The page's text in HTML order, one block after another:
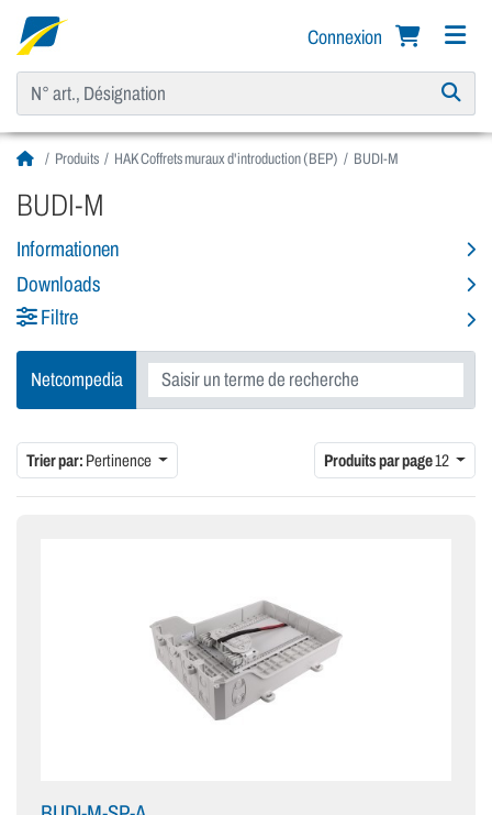
Connexion
Produits HAK Coffrets muraux d'introduction (BEP) BUDI-M
BUDI-M
Informationen
Downloads
Filtre
Netcompedia
Trier par: Pertinence Produits par page12